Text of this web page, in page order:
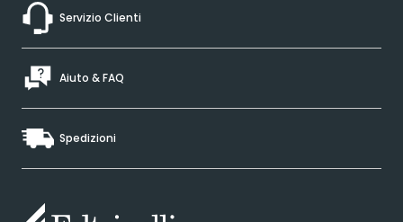
Servizio Clienti
Aiuto & FAQ
Spedizioni